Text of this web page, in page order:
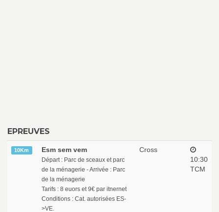
EPREUVES
10Km Esm sem vem
Départ : Parc de sceaux et parc
de la ménagerie - Arrivée : Parc
de la ménagerie
Tarifs : 8 euors et 9€ par itnernet
Conditions : Cat. autorisées ES-
>VE.
Cross
10:30
TCM